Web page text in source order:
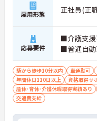
雇用形態 正社員(正
応募要件
■介護支援
■普通自
駅から徒歩10分以内 車通勤可
年間休日110日以上
資格取得サ
産休･育休･介護休暇取得実績あり
交通費支給